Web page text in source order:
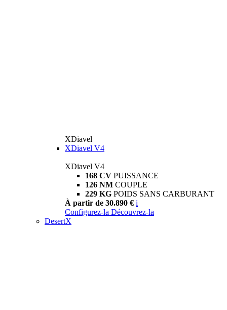
XDiavel
XDiavel V4
XDiavel V4
168 CV PUISSANCE
126 NM COUPLE
229 KG POIDS SANS CARBURANT
À partir de 30.890 € i
Configurez-la Découvrez-la
DesertX